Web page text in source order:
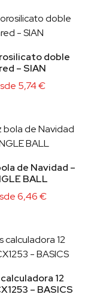
doble
– SIAN
5,74€
de Navidad –
BALL
6,46€
12
– BASICS